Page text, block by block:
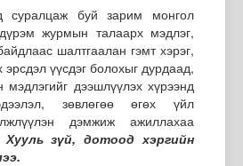
суралцаж буй зарим монгол
журмын талаарх мэдлэг,
шалтгаалан гэмт хэрэг,
эрсдэл үүсдэг болохыг дурдаад,
мэдлэгийг дээшлүүлэх хүрээнд
зөвлөгөө өгөх үйл
дэмжиж ажиллахаа
Хууль зүй, дотоод хэргийн